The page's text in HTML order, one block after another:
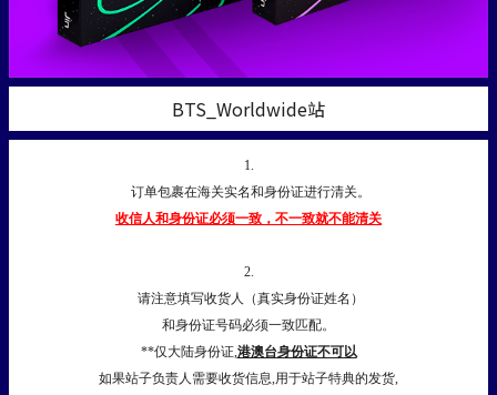
BTS_Worldwide站
1.
订单包裹在海关实名和身份证进行清关。
收信人和身份证必须一致，不一致就不能清关
2.
请注意填写收货人（真实身份证姓名）
和身份证号码必须一致匹配。
**仅大陆身份证,港澳台身份证不可以
如果站子负责人需要收货信息,用于站子特典的发货,